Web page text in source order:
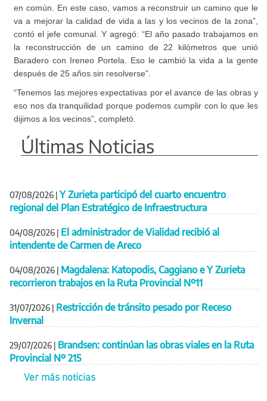
en común. En este caso, vamos a reconstruir un camino que le
va a mejorar la calidad de vida a las y los vecinos de la zona”,
contó el jefe comunal. Y agregó: “El año pasado trabajamos en
la reconstrucción de un camino de 22 kilómetros que unió
Baradero con Ireneo Portela. Eso le cambió la vida a la gente
después de 25 años sin resolverse”.
“Tenemos las mejores expectativas por el avance de las obras y
eso nos da tranquilidad porque podemos cumplir con lo que les
dijimos a los vecinos”, completó.
Últimas Noticias
07/08/2026 | Y Zurieta participó del cuarto encuentro
regional del Plan Estratégico de Infraestructura
04/08/2026 | El administrador de Vialidad recibió al
intendente de Carmen de Areco
04/08/2026 | Magdalena: Katopodis, Caggiano e Y Zurieta
recorrieron trabajos en la Ruta Provincial Nº11
31/07/2026 | Restricción de tránsito pesado por Receso
Invernal
29/07/2026 | Brandsen: continúan las obras viales en la Ruta
Provincial Nº 215
Ver más noticias